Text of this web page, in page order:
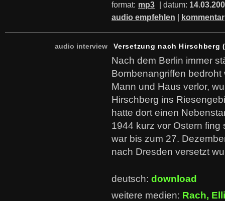
format: mp3 | datum:
audio empfehlen
kommentar
audio interview Versetzung nach Hirschberg
Nach dem Berlin immer
Bombenangriffen
Mann und Haus verlor,
Hirschberg ins
hatte dort einen
1944 kurz vor Ostern fing
war bis zum 27.
nach Dresden versetzt
deutsch: download
weitere medien: Rach, Elli